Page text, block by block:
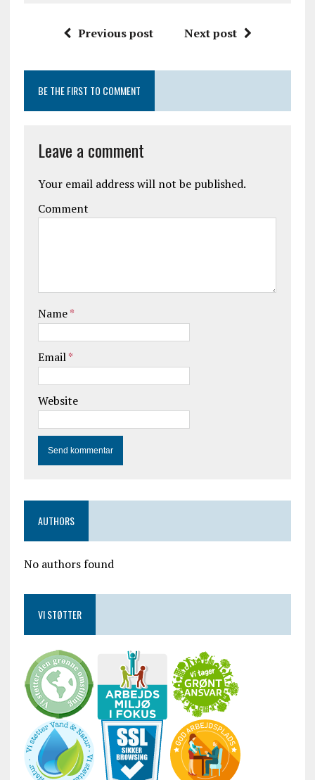
Previous post Next post
BE THE FIRST TO COMMENT
Leave a comment
Your email address will not be published.
Comment
Name*
Email*
Website
AUTHORS
No authors found
VI STØTTER